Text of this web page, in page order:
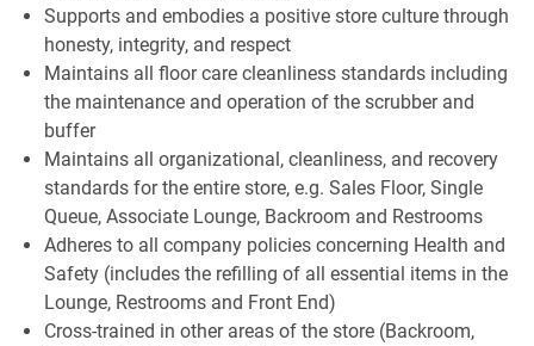
Supports and embodies a positive store culture through
honesty, integrity, and respect
Maintains all floor care cleanliness standards including
the maintenance and operation of the scrubber and
buffer
Maintains all organizational, cleanliness, and recovery
standards for the entire store, e.g. Sales Floor, Single
Queue, Associate Lounge, Backroom and Restrooms
Adheres to all company policies concerning Health and
Safety (includes the refilling of all essential items in the
Lounge, Restrooms and Front End)
Cross-trained in other areas of the store (Backroom,